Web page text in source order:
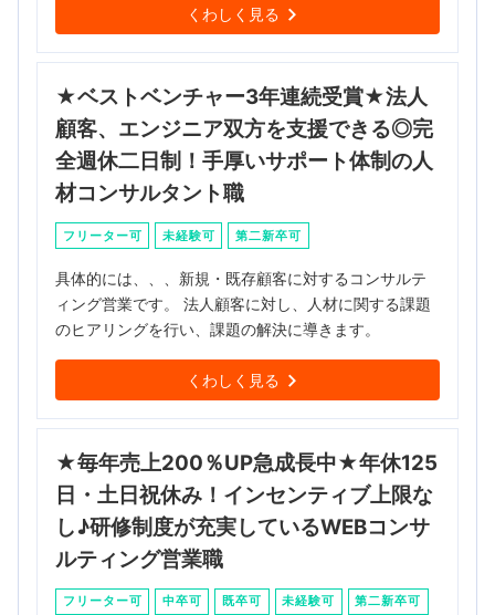
くわしく見る
★ベストベンチャー3年連続受賞★法人
顧客、エンジニア双方を支援できる◎完
全週休二日制！手厚いサポート体制の人
材コンサルタント職
フリーター可 未経験可 第二新卒可
具体的には、、、新規・既存顧客に対するコンサルテ
ィング営業です。 法人顧客に対し、人材に関する課題
のヒアリングを行い、課題の解決に導きます。
くわしく見る
★毎年売上200％UP急成長中★年休125
日・土日祝休み！インセンティブ上限な
し♪研修制度が充実しているWEBコンサ
ルティング営業職
フリーター可 中卒可 既卒可 未経験可 第二新卒可